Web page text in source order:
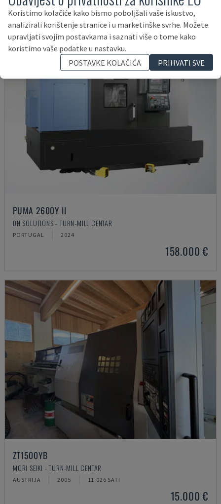
38.000 €
PUMA 2600Y II
DN SOLUTIONS - TURN-MILL CENTAR
PORTUGAL 2024
158.000 €
ZT1500YB
MORI SEIKI - TURN-MILL CENTAR
AUSTRIJA 2005 11.026 SATI
15.000 €
Koristimo kolačiće kako bismo poboljšali vaše iskustvo,
analizirali korištenje stranice i u marketinške svrhe. Možete
upravljati svojim postavkama i saznati više o tome kako
koristimo vaše podatke u nastavku.
POSTAVKE KOLAČIĆA
PRIHVATI SVE